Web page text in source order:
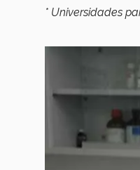
* Universidades